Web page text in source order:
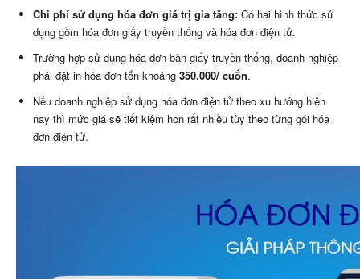
Chi phí sử dụng hóa đơn giá trị gia tăng: Có hai hình thức sử
dụng gồm hóa đơn giấy truyền thống và hóa đơn điện tử.
Trường hợp sử dụng hóa đơn bản giấy truyền thống, doanh nghiệp
phải đặt in hóa đơn tốn khoảng 350.000/ cuốn.
Nếu doanh nghiệp sử dụng hóa đơn điện tử theo xu hướng hiện
nay thì mức giá sẽ tiết kiệm hơn rất nhiều tùy theo từng gói hóa
đơn điện tử.